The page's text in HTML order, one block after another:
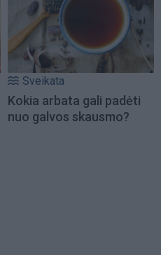
Sveikata
Kokia arbata gali padėti
nuo galvos skausmo?